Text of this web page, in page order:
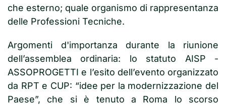
che esterno; quale organismo di rappresentanza
delle Professioni Tecniche.
Argomenti d'importanza durante la riunione
dell’assemblea ordinaria: lo statuto AISP -
ASSOPROGETTI e l’esito dell’evento organizzato
da RPT e CUP: “idee per la modernizzazione del
Paese”, che si è tenuto a Roma lo scorso